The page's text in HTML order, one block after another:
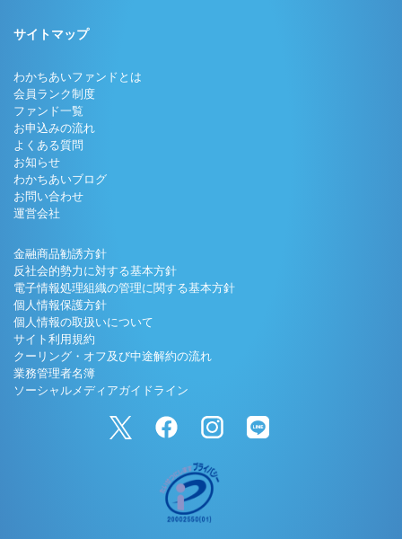
サイトマップ
わかちあいファンドとは
会員ランク制度
ファンド一覧
お申込みの流れ
よくある質問
お知らせ
わかちあいブログ
お問い合わせ
運営会社
金融商品勧誘方針
反社会的勢力に対する基本方針
電子情報処理組織の管理に関する基本方針
個人情報保護方針
個人情報の取扱いについて
サイト利用規約
クーリング・オフ及び中途解約の流れ
業務管理者名簿
ソーシャルメディアガイドライン